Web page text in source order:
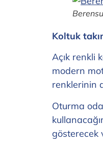
Koltuk
Açık renkli
modern
renklerinin
Oturma
gösterecek